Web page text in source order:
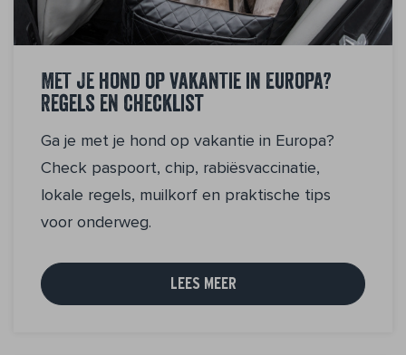
Met je hond op vakantie in Europa?
Regels en checklist
Ga je met je hond op vakantie in Europa?
Check paspoort, chip, rabiësvaccinatie,
lokale regels, muilkorf en praktische tips
voor onderweg.
LEES MEER